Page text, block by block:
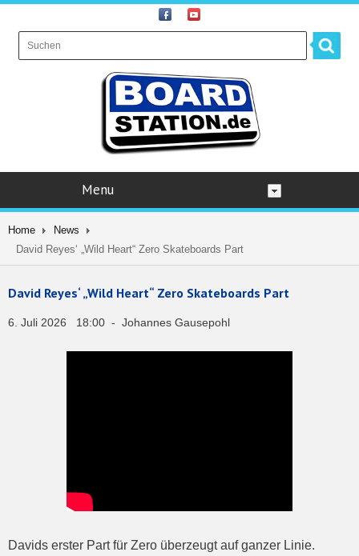
Menu
Home
News
David Reyes‘ „Wild Heart“ Zero Skateboards Part
David Reyes‘ „Wild Heart“ Zero Skateboards Part
6. Juli 2026 18:00 - Johannes Gausepohl
Davids erster Part für Zero überzeugt auf ganzer Linie.